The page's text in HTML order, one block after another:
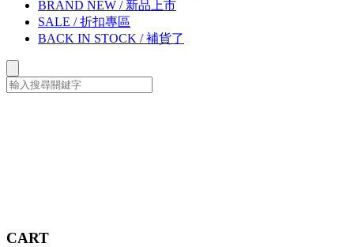
BRAND NEW / 新品上市
SALE /折扣專區
BACK IN STOCK /補貨了
CART